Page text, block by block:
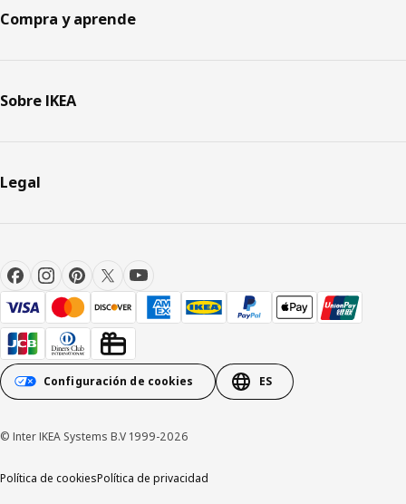
Compra y aprende
Sobre IKEA
Legal
Configuración de cookies ES
© Inter IKEA Systems B.V 1999-2026
Política de cookiesPolítica de privacidad